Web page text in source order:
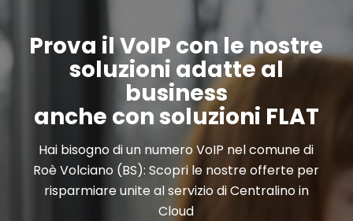
Prova il VoIP con le nostre
soluzioni adatte al
business
anche con soluzioni FLAT
Hai bisogno di un numero VoIP nel comune di
Roè Volciano (BS): Scopri le nostre offerte per
risparmiare unite al servizio di Centralino in
Cloud